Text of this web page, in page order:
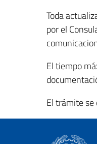
Toda
por el
El tiempo
El trámite se